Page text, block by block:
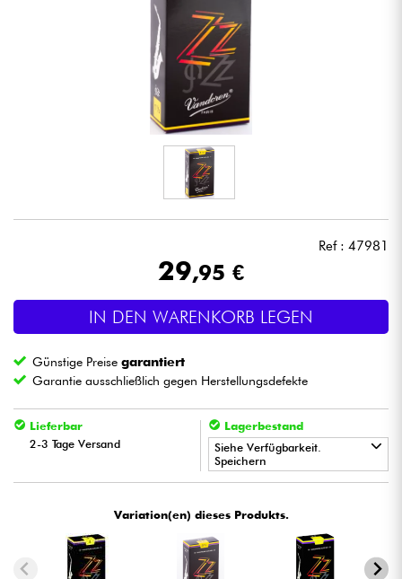
Synths & samplers
Licht
Drums
Kabel & Zubehöre
Ref : 47981
29,95 €
IN DEN WARENKORB LEGEN
Günstige Preisegarantiert
Garantie ausschließlich gegen Herstellungsdefekte
Lieferbar
2-3 Tage Versand
Lagerbestand
Siehe Verfügbarkeit.
Speichern
Variation(en) dieses Produkts.